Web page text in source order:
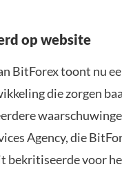
op website
BitForex toont nu
die zorgen
Agency, die
bekritiseerde voor